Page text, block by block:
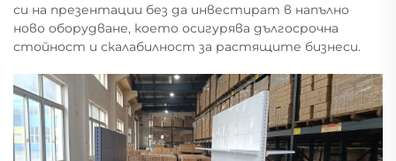
си на презентации без да инвестират в напълно
ново оборудване, което осигурява дългосрочна
стойност и скалабилност за растящите бизнеси.